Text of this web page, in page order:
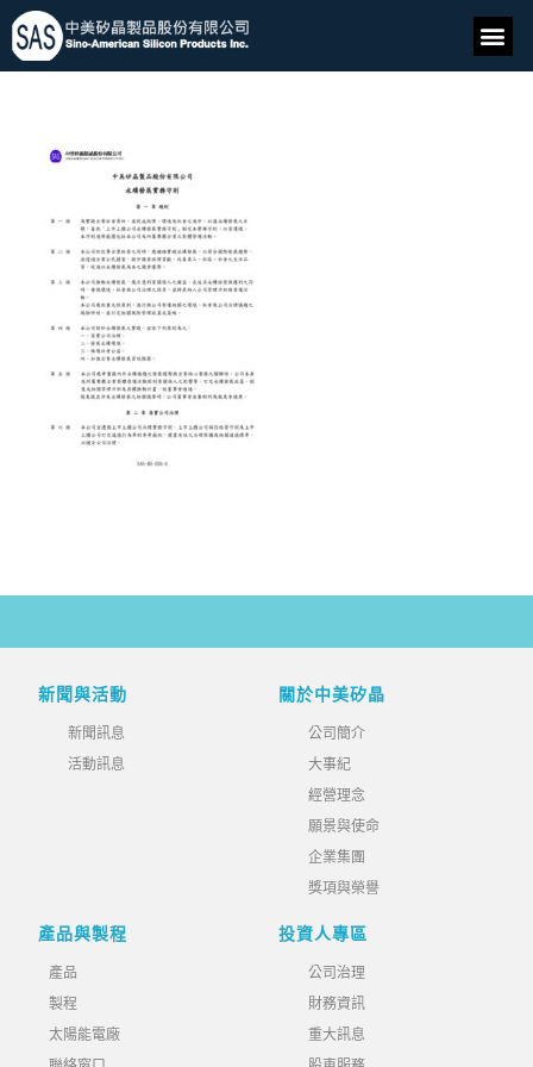
新聞與活動
新聞訊息
活動訊息
關於中美矽晶
公司簡介
大事紀
經營理念
願景與使命
企業集團
獎項與榮譽
產品與製程
產品
製程
太陽能電廠
投資人專區
公司治理
財務資訊
重大訊息